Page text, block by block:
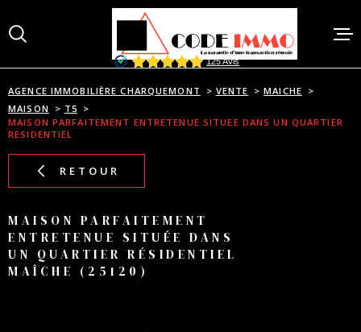
au
menu
au
contenu
AGENCE IMMOBILIÈRE CHARQUEMONT VENTE
MAICHE
MAISON
T5
MAISON PARFAITEMENT ENTRETENUE SITUEE DANS UN QUARTIER
RESIDENTIEL
RETOUR
MAISON PARFAITEMENT
ENTRETENUE SITUÉE DANS
UN QUARTIER RÉSIDENTIEL
MAÎCHE (25120)